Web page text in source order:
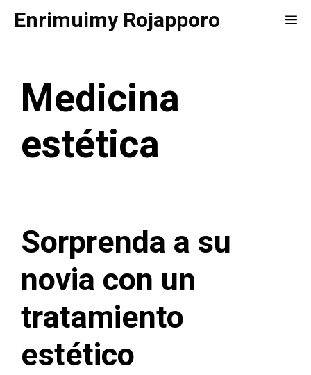
SaltarEnrimuimy Rojapporo
Medicina
estética
Sorprenda a su
novia con un
tratamiento
estético